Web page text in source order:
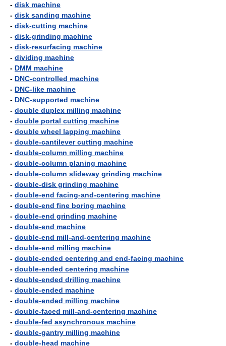
- disk machine
- disk sanding machine
- disk-cutting machine
- disk-grinding machine
- disk-resurfacing machine
- dividing machine
- DMM machine
- DNC-controlled machine
- DNC-like machine
- DNC-supported machine
- double duplex milling machine
- double portal cutting machine
- double wheel lapping machine
- double-cantilever cutting machine
- double-column milling machine
- double-column planing machine
- double-column slideway grinding machine
- double-disk grinding machine
- double-end facing-and-centering machine
- double-end fine boring machine
- double-end grinding machine
- double-end machine
- double-end mill-and-centering machine
- double-end milling machine
- double-ended centering and end-facing machine
- double-ended centering machine
- double-ended drilling machine
- double-ended machine
- double-ended milling machine
- double-faced mill-and-centering machine
- double-fed asynchronous machine
- double-gantry milling machine
- double-head machine